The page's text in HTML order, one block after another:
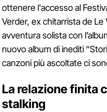
ottenere l'accesso al
Verder, ex chitarrista de Le
avventura solista con
nuovo album di inediti
canzoni più ascoltate ci
La relazione finita
stalking